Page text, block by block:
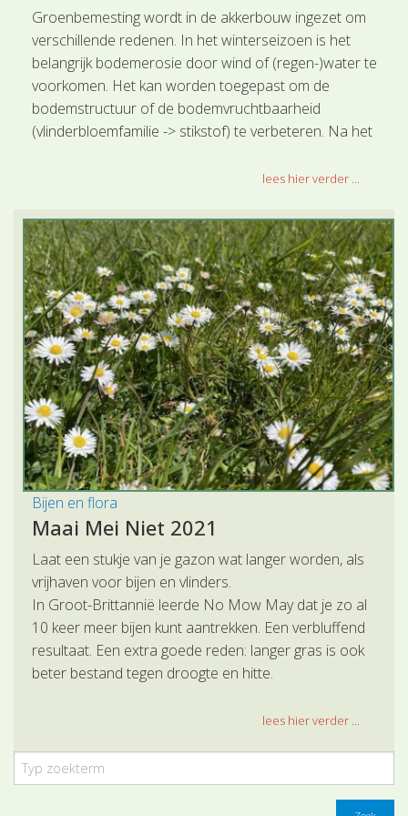
Groenbemesting wordt in de akkerbouw ingezet om
verschillende redenen. In het winterseizoen is het
belangrijk bodemerosie door wind of (regen-)water te
voorkomen. Het kan worden toegepast om de
bodemstructuur of de bodemvruchtbaarheid
(vlinderbloemfamilie -> stikstof) te verbeteren. Na het
op den duur het humusgehalte worden verhoogd.
lees hier verder ...
Bijen en flora
Maai Mei Niet 2021
Laat een stukje van je gazon wat langer worden, als
vrijhaven voor bijen en vlinders.
In Groot-Brittannië leerde No Mow May dat je zo al
10 keer meer bijen kunt aantrekken. Een verbluffend
resultaat. Een extra goede reden: langer gras is ook
beter bestand tegen droogte en hitte.
lees hier verder ...